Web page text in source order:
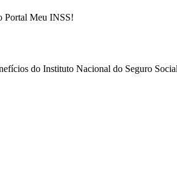
Portal Meu INSS!
do Instituto Nacional do Seguro